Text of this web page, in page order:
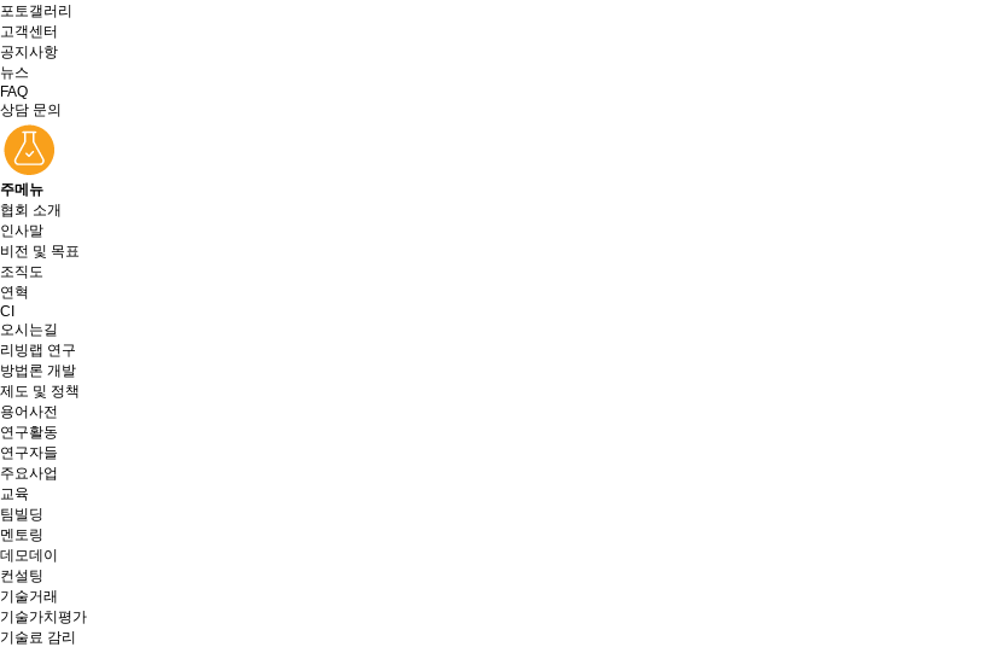
포토갤러리
고객센터
공지사항
뉴스
FAQ
상담 문의
주메뉴
협회 소개
인사말
비전 및 목표
조직도
연혁
CI
오시는길
리빙랩 연구
방법론 개발
제도 및 정책
용어사전
연구활동
연구자들
주요사업
교육
팀빌딩
멘토링
데모데이
컨설팅
기술거래
기술가치평가
기술료 감리